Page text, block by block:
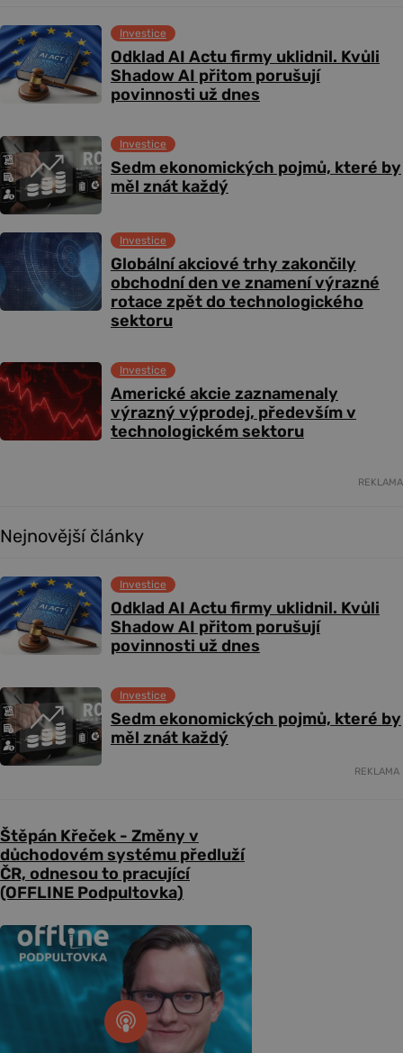
Odklad AI Actu firmy uklidnil. Kvůli
Shadow AI přitom porušují
povinnosti už dnes
Investice
Sedm ekonomických pojmů, které by
měl znát každý
Investice
Globální akciové trhy zakončily
obchodní den ve znamení výrazné
rotace zpět do technologického
sektoru
Investice
Americké akcie zaznamenaly
výrazný výprodej, především v
technologickém sektoru
Investice
REKLAMA
Nejnovější články
Odklad AI Actu firmy uklidnil. Kvůli
Shadow AI přitom porušují
povinnosti už dnes
Investice
Sedm ekonomických pojmů, které by
měl znát každý
Investice
REKLAMA
Štěpán Křeček - Změny v
důchodovém systému předluží
ČR, odnesou to pracující
(OFFLINE Podpultovka)